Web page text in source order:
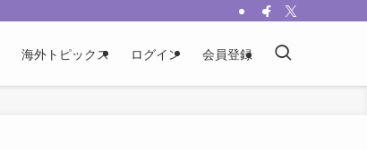
海外トピックス ログイン 会員登録